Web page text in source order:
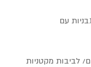
עם
לביבות מקטניות